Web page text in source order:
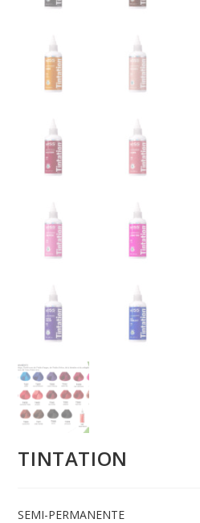
TINTATION
SEMI-PERMANENTE